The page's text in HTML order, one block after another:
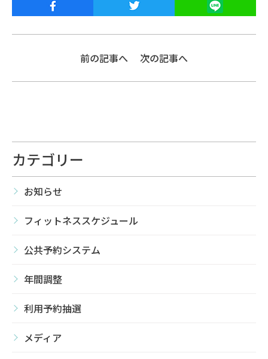
前の記事へ 次の記事へ
カテゴリー
お知らせ
フィットネススケジュール
公共予約システム
年間調整
利用予約抽選
メディア